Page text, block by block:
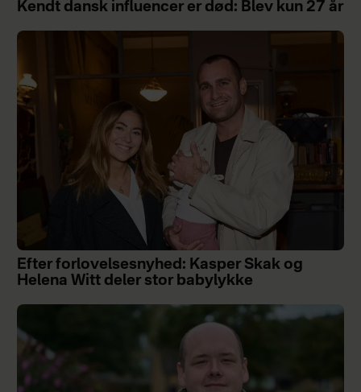
Kendt dansk influencer er død: Blev kun 27 år
Efter forlovelsesnyhed: Kasper Skak og
Helena Witt deler stor babylykke